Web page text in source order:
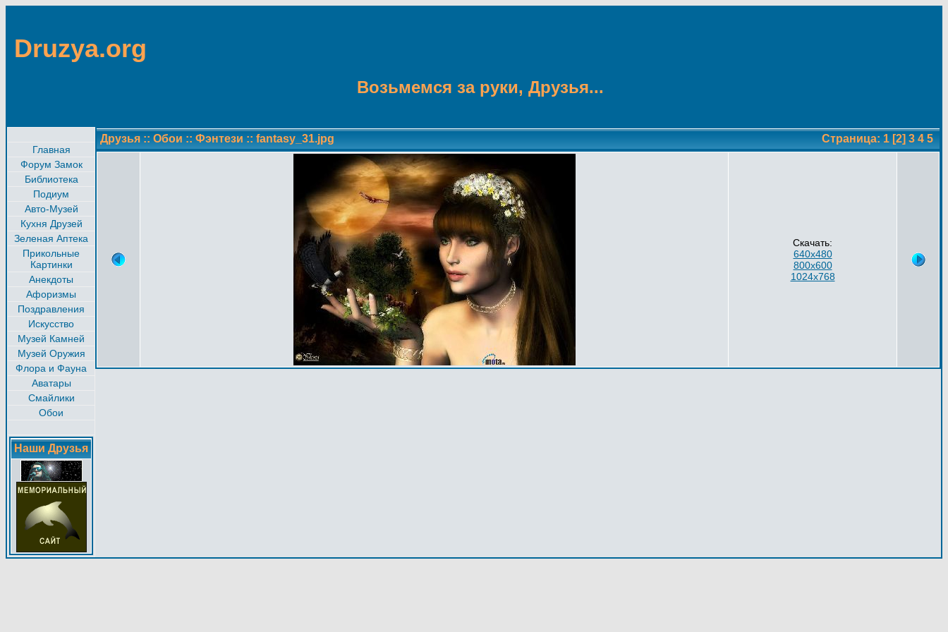
Druzya.org
Возьмемся за руки, Друзья...
Главная
Форум Замок
Библиотека
Подиум
Авто-Музей
Кухня Друзей
Зеленая Аптека
Прикольные
Картинки
Анекдоты
Афоризмы
Поздравления
Искусство
Музей Камней
Музей Оружия
Флора и Фауна
Аватары
Смайлики
Обои
Наши Друзья
Друзья :: Обои :: Фэнтези :: fantasy_31.jpg Страница: 1 [2] 3 4 5
Скачать:
640x480
800x600
1024x768